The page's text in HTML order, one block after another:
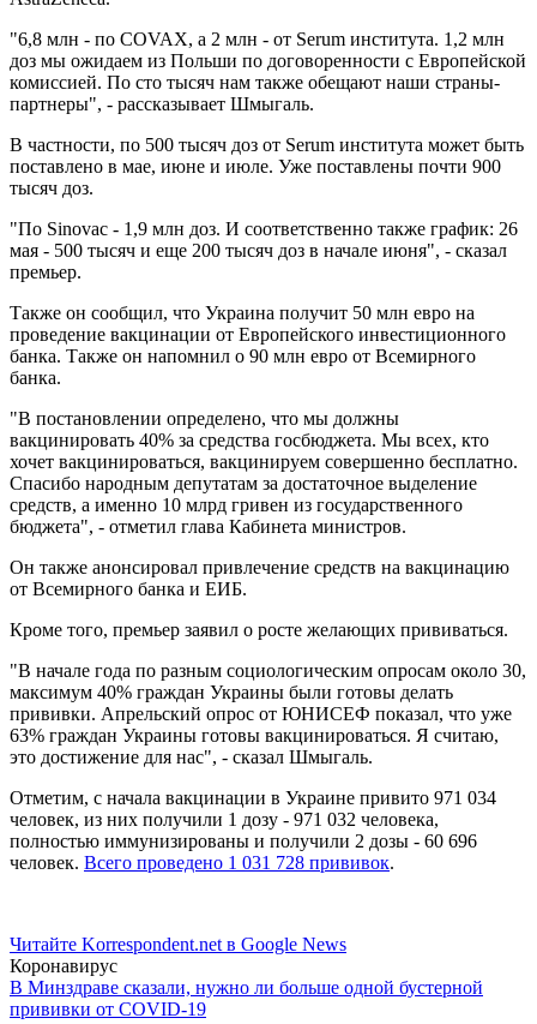
"6,8 млн - по COVAX, а 2 млн - от Serum института. 1,2 млн
доз мы ожидаем из Польши по договоренности с Европейской
комиссией. По сто тысяч нам также обещают наши страны-
партнеры", - рассказывает Шмыгаль.
В частности, по 500 тысяч доз от Serum института может быть
поставлено в мае, июне и июле. Уже поставлены почти 900
тысяч доз.
"По Sinovac - 1,9 млн доз. И соответственно также график: 26
мая - 500 тысяч и еще 200 тысяч доз в начале июня", - сказал
премьер.
Также он сообщил, что Украина получит 50 млн евро на
проведение вакцинации от Европейского инвестиционного
банка. Также он напомнил о 90 млн евро от Всемирного
банка.
"В постановлении определено, что мы должны
вакцинировать 40% за средства госбюджета. Мы всех, кто
хочет вакцинироваться, вакцинируем совершенно бесплатно.
Спасибо народным депутатам за достаточное выделение
средств, а именно 10 млрд гривен из государственного
бюджета", - отметил глава Кабинета министров.
Он также анонсировал привлечение средств на вакцинацию
от Всемирного банка и ЕИБ.
Кроме того, премьер заявил о росте желающих прививаться.
"В начале года по разным социологическим опросам около 30,
максимум 40% граждан Украины были готовы делать
прививки. Апрельский опрос от ЮНИСЕФ показал, что уже
63% граждан Украины готовы вакцинироваться. Я считаю,
это достижение для нас", - сказал Шмыгаль.
Отметим, с начала вакцинации в Украине привито 971 034
человек, из них получили 1 дозу - 971 032 человека,
полностью иммунизированы и получили 2 дозы - 60 696
человек. Всего проведено 1 031 728 прививок.
Читайте Korrespondent.net в Google News
Коронавирус
В Минздраве сказали, нужно ли больше одной бустерной
прививки от COVID-19